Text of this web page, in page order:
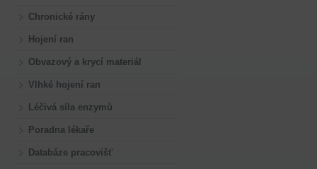
Chronické rány
Hojení ran
Obvazový a krycí materiál
Vlhké hojení ran
Léčivá síla enzymů
Poradna lékaře
Databáze pracovišť